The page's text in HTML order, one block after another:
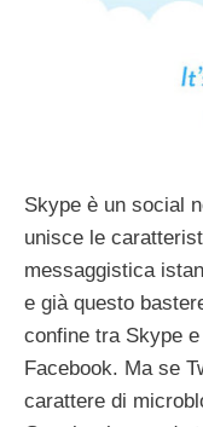
Skype è un social
unisce le
messaggistica
e già questo
confine tra Skype
Facebook. Ma se
carattere di